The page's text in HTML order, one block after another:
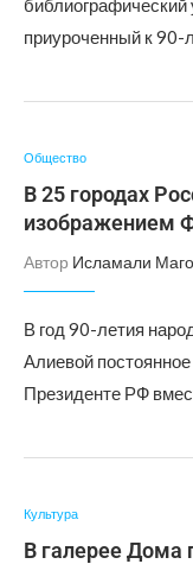
библиографический
приуроченный к 90-
Общество
В 25 городах
изображением
Автор Исламали
В год 90-летия
Алиевой
Президенте РФ
Культура
В галерее Дома